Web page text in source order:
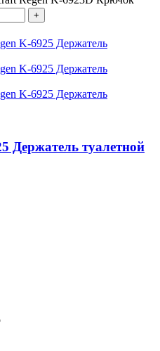
Держатель туалетной